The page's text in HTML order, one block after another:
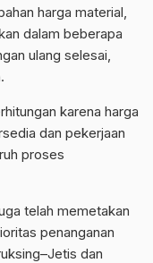
harga material,
dalam beberapa
ulang selesai,
karena harga
dan pekerjaan
proses
telah memetakan
penanganan
dan